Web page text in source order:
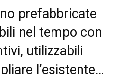
prefabbricate
nel tempo con
utilizzabili
l’esistente…